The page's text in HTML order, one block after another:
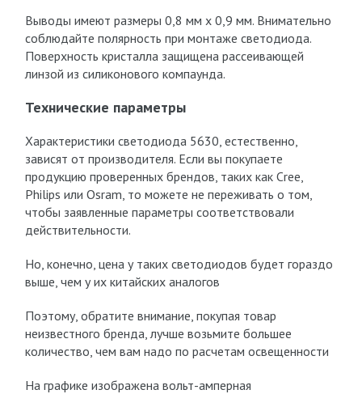
Выводы имеют размеры 0,8 мм х 0,9 мм. Внимательно
соблюдайте полярность при монтаже светодиода.
Поверхность кристалла защищена рассеивающей
линзой из силиконового компаунда.
Технические параметры
Характеристики светодиода 5630, естественно,
зависят от производителя. Если вы покупаете
продукцию проверенных брендов, таких как Cree,
Philips или Osram, то можете не переживать о том,
чтобы заявленные параметры соответствовали
действительности.
Но, конечно, цена у таких светодиодов будет гораздо
выше, чем у их китайских аналогов
Поэтому, обратите внимание, покупая товар
неизвестного бренда, лучше возьмите большее
количество, чем вам надо по расчетам освещенности
На графике изображена вольт-амперная